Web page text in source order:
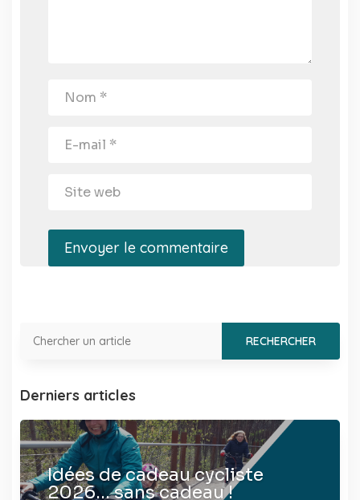
Envoyer le commentaire
Derniers articles
Idées de cadeau cycliste
2026… sans cadeau !